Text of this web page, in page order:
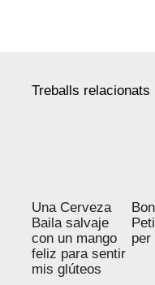
Treballs relacionats
Una Cerveza
Baila salvaje
con un mango
feliz para sentir
mis glúteos
per